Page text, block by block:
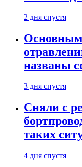
2 дня спустя
названы
3 дня спустя
Сняли с
таких
4 дня спустя